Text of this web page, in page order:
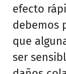
efecto
debemos
que
ser